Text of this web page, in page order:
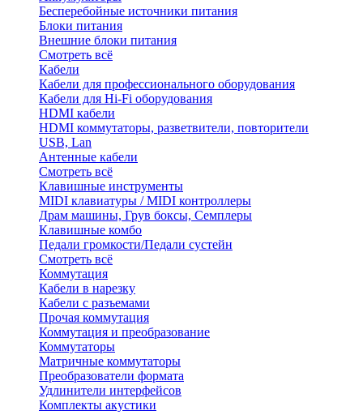
Бесперебойные источники питания
Блоки питания
Внешние блоки питания
Смотреть всё
Кабели
Кабели для профессионального оборудования
Кабели для Hi-Fi оборудования
HDMI кабели
HDMI коммутаторы, разветвители, повторители
USB, Lan
Антенные кабели
Смотреть всё
Клавишные инструменты
MIDI клавиатуры / MIDI контроллеры
Драм машины, Грув боксы, Семплеры
Клавишные комбо
Педали громкости/Педали сустейн
Смотреть всё
Коммутация
Кабели в нарезку
Кабели с разъемами
Прочая коммутация
Коммутация и преобразование
Коммутаторы
Матричные коммутаторы
Преобразователи формата
Удлинители интерфейсов
Комплекты акустики